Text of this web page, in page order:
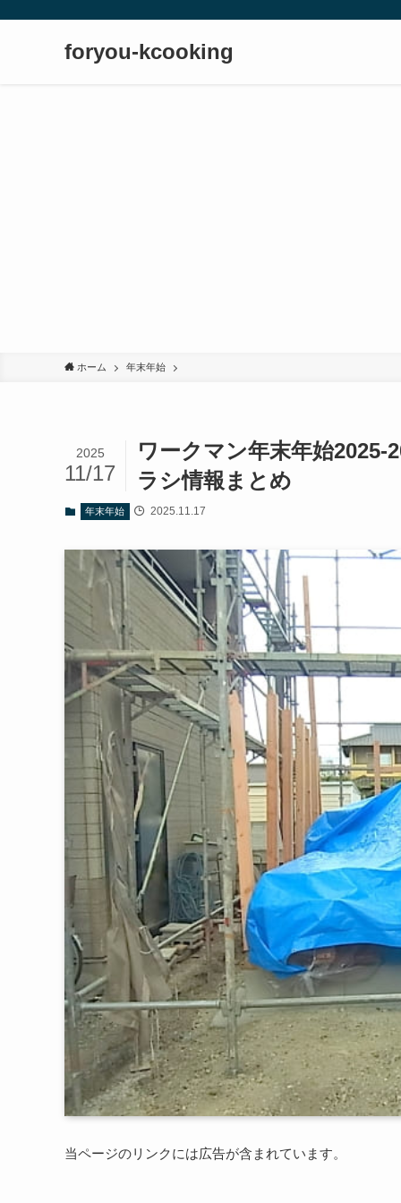
foryou-kcooking
ホーム 年末年始
ワークマン年末年始2025-
ラシ情報まとめ
2025
11/17
年末年始 2025.11.17
当ページのリンクには広告が含まれています。